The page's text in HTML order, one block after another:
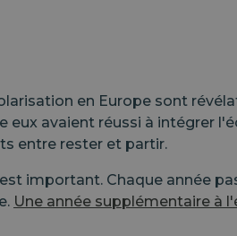
en Europe sont
eux avaient réussi à intégrer
entre rester et partir.
important. Chaque année
Une année supplémentaire à